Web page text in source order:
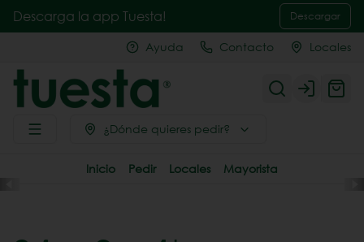
Descarga la app Tuesta! Descargar
Ayuda Contacto Locales
Login
¿Dónde quieres pedir?
Inicio Pedir Locales Mayorista